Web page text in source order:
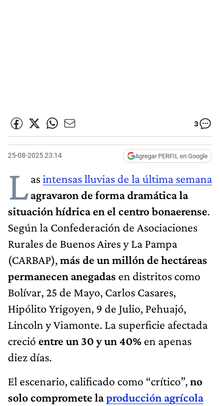
3
25-08-2025 23:14 Agregar PERFIL en Google
Lasintensas lluvias de la última semana
agravaron de forma dramática la
situación hídrica en el centro bonaerense.
Según la Confederación de Asociaciones
Rurales de Buenos Aires y La Pampa
(CARBAP),más de un millón de hectáreas
permanecen anegadas en distritos como
Bolívar, 25 de Mayo, Carlos Casares,
Hipólito Yrigoyen, 9 de Julio, Pehuajó,
Lincoln y Viamonte. La superficie afectada
creció entre un 30 y un 40% en apenas
diez días.
El escenario, calificado como “crítico”,no
solo compromete laproducción agrícola